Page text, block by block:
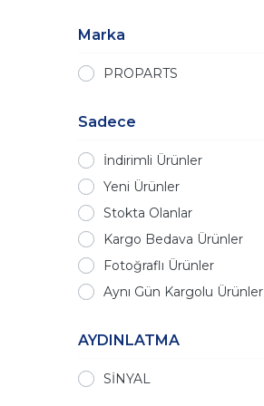
Marka
PROPARTS
Sadece
İndirimli Ürünler
Yeni Ürünler
Stokta Olanlar
Kargo Bedava Ürünler
Fotoğraflı Ürünler
Aynı Gün Kargolu Ürünler
AYDINLATMA
SİNYAL